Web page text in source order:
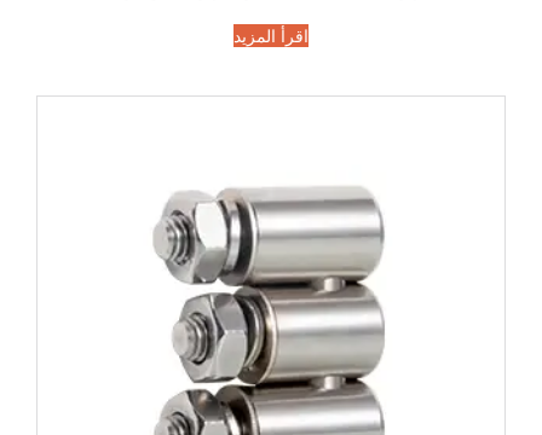
اقرأ المزيد